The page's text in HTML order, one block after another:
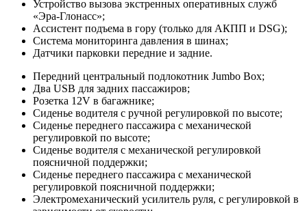
Устройство вызова экстренных оперативных служб
«Эра-Глонасс»;
Ассистент подъема в гору (только для АКПП и DSG);
Система мониторинга давления в шинах;
Датчики парковки передние и задние.
Передний центральный подлокотник Jumbo Box;
Два USB для задних пассажиров;
Розетка 12V в багажнике;
Сиденье водителя с ручной регулировкой по высоте;
Сиденье переднего пассажира с механической
регулировкой по высоте;
Сиденье водителя с механической регулировкой
поясничной поддержки;
Сиденье переднего пассажира с механической
регулировкой поясничной поддержки;
Электромеханический усилитель руля, с регулировкой в